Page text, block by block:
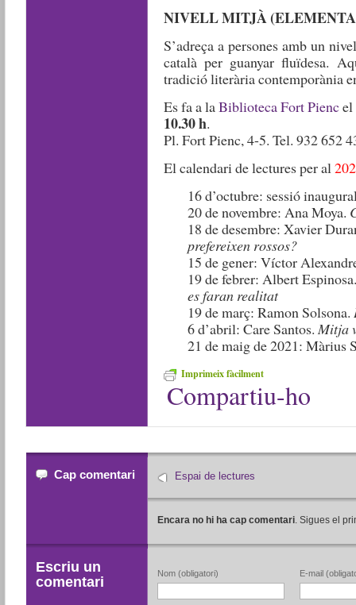
NIVELL MITJÀ
S’adreça a persones amb un
català per guanyar fluïdesa.
tradició literària contemporània
Es fa a laBiblioteca Fort Piencel
10.30 h.
Pl. Fort Pienc, 4-5. Tel. 932 652
El calendari de lectures per al
16 d’octubre: sessió
20 de novembre: Ana Moya.
18 de desembre: Xavier
prefereixen rossos?
15 de gener: Víctor
19 de febrer: Albert
es faran realitat
19 de març: Ramon Solsona.
6 d’abril: Care Santos. Mitja
21 de maig de 2021: Màrius
Imprimeix fàcilment
Compartiu-ho
Cap comentari Espai de lectures
Encara no hi ha cap comentari. Sigues el
Escriu un
comentari
Nom (obligatori) E-mail